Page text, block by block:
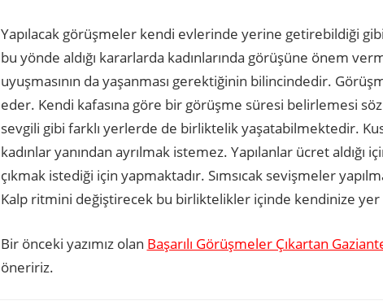
Yapılacak görüşmeler kendi evlerinde yerine getirebildiği
bu yönde aldığı kararlarda kadınlarında görüşüne önem
uyuşmasının da yaşanması gerektiğinin bilincindedir.
eder. Kendi kafasına göre bir görüşme süresi belirlemesi
sevgili gibi farklı yerlerde de birliktelik yaşatabilmektedir.
kadınlar yanından ayrılmak istemez. Yapılanlar ücret
çıkmak istediği için yapmaktadır. Sımsıcak sevişmeler
Kalp ritmini değiştirecek bu birliktelikler içinde kendinize yer
Bir önceki yazımız olan Başarılı Görüşmeler Çıkartan
öneririz.